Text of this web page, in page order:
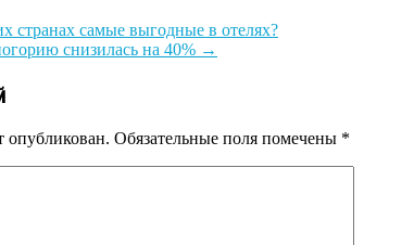
странах самые выгодные в отелях?
снизилась на 40% →
опубликован. Обязательные поля помечены *